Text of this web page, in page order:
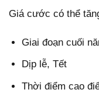
Giá cước có thể
Giai đoạn cuối
Dịp lễ, Tết
Thời điểm cao